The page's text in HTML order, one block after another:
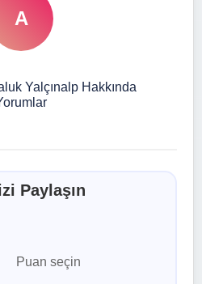
A
Yalçınalp Hakkında
Paylaşın
Puan seçin